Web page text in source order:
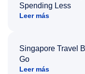
Spending Less
Leer más
Singapore Travel
Go
Leer más